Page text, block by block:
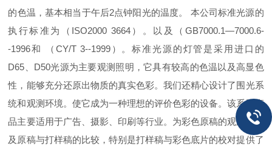
的色温，基本相当于午后2点钟阳光的温度。 本公司标准光源的
执行标准为（ISO2000 3664）。以及（GB7000.1—7000.6-
-1996和 （CY/T 3--1999）。标准光源的灯管是采用进口的
D65、D50光源为主要观测照明，它具有较高的色温以及高显色
性，能够充分还原出物质的真实色彩。我们还精心设计了围光系
统和观测环境。使它成为一种理想的评价色彩的设备。该系列产
品主要适用于广告、摄影、印刷等行业。为彩色原稿的观测，以
及原稿与打样稿的比较，特别是打样稿与彩色底片的校对提供了